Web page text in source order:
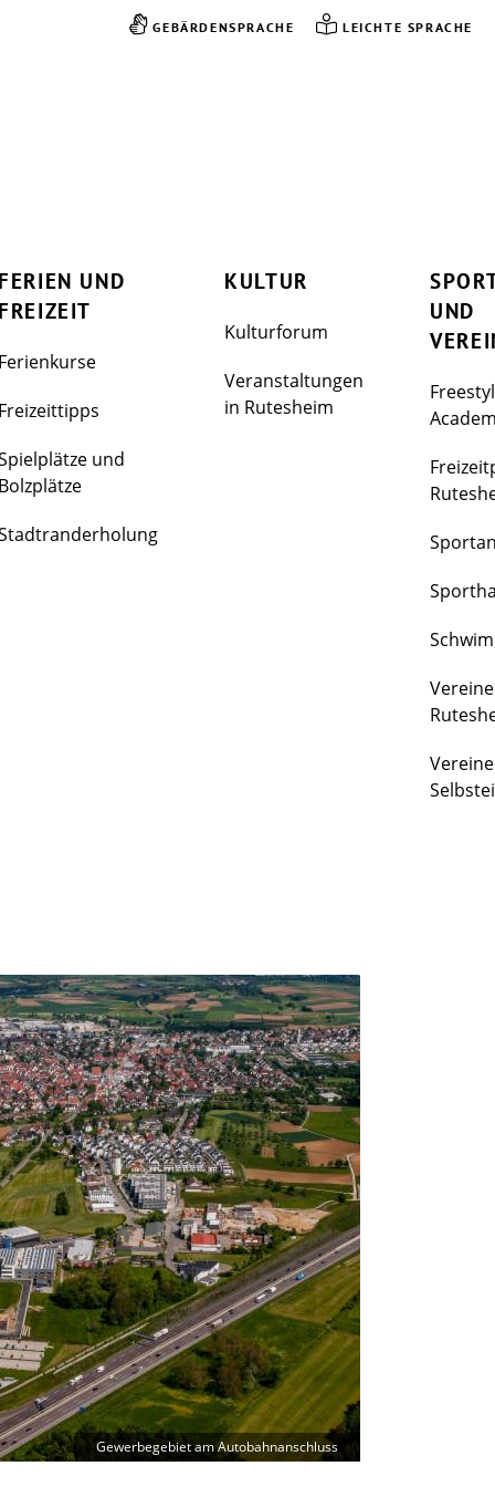
GEBÄRDENSPRACHE LEICHTE SPRACHE
FERIEN UND
FREIZEIT
Ferienkurse
Freizeittipps
und
Bolzplätze
KULTUR
Kulturforum
Veranstaltungen
in Rutesheim
UND
Vereine
Gewerbegebiet am Autobahnanschluss